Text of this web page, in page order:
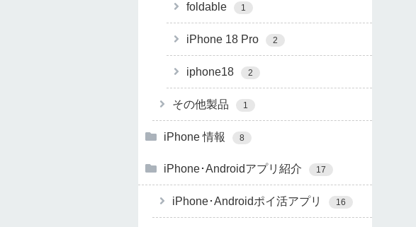
foldable 1
iPhone 18 Pro 2
iphone18 2
その他製品 1
iPhone 情報 8
iPhone･Androidアプリ紹介 17
iPhone･Androidポイ活アプリ 16